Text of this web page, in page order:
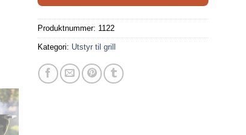
Produktnummer: 1122
Kategori: Utstyr til grill